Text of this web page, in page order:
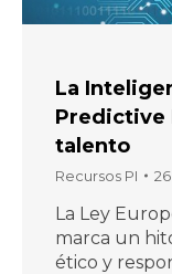
La
Predictive
talento
Recursos PI
La Ley
marca un
ético y